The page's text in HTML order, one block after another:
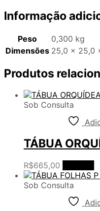
Informação
Peso
0,300 kg
Dimensões 25,0 × 25,0
Produtos
Sob Consulta
TÁBUA
R$665,00
Sob Consulta